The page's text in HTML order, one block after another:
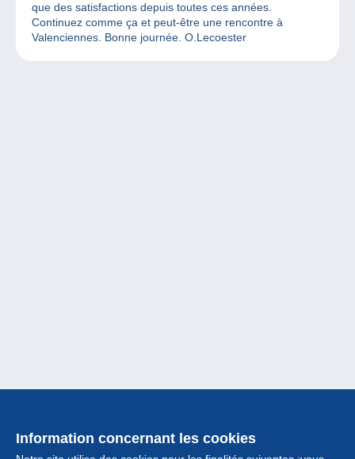
que des satisfactions depuis toutes ces années.
Continuez comme ça et peut-être une rencontre à
Valenciennes. Bonne journée. O.Lecoester
Information concernant les cookies